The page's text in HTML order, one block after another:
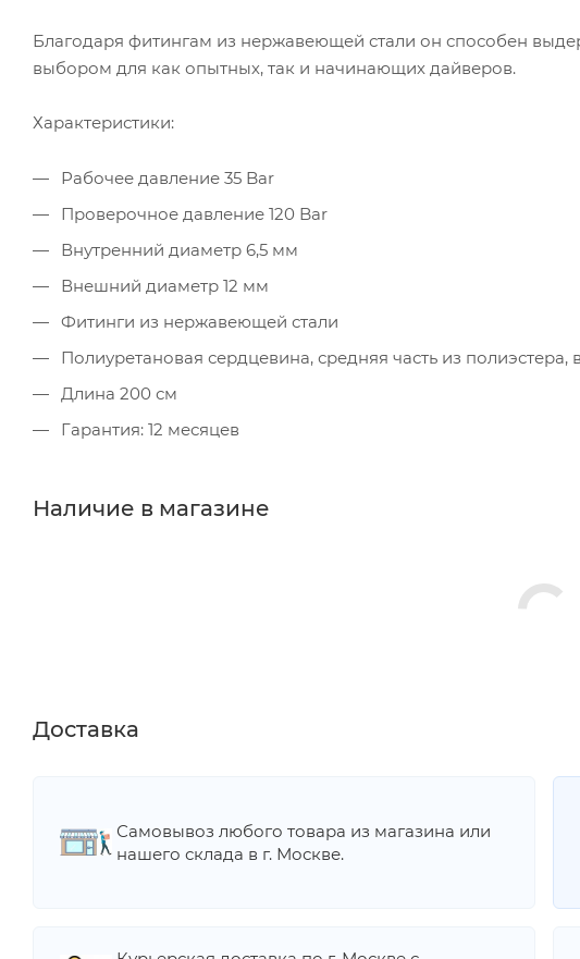
Благодаря фитингам из нержавеющей стали он способен
выбором для как опытных, так и начинающих дайверов.
Характеристики:
Рабочее давление 35 Bar
Проверочное давление 120 Bar
Внутренний диаметр 6,5 мм
Внешний диаметр 12 мм
Фитинги из нержавеющей стали
Полиуретановая сердцевина, средняя часть из
Длина 200 см
Гарантия: 12 месяцев
Наличие в магазине
Доставка
Самовывоз любого товара из магазина или
нашего склада в г. Москве.